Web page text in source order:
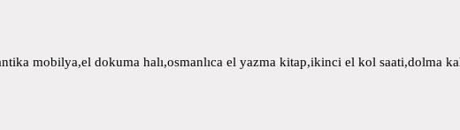
mobilya,el dokuma halı,osmanlıca el yazma kitap,ikinci el kol saati,dolma